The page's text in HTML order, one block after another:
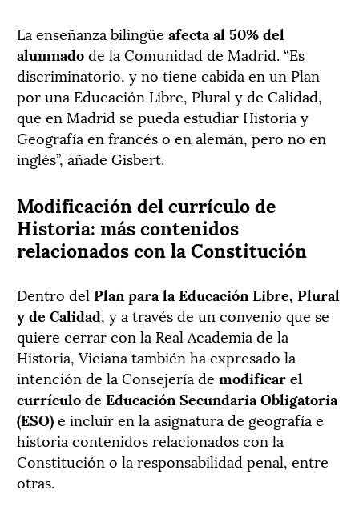
La enseñanza bilingüe afecta al 50% del
alumnadode la Comunidad de Madrid. “Es
discriminatorio, y no tiene cabida en un Plan
por una Educación Libre, Plural y de Calidad,
que en Madrid se pueda estudiar Historia y
Geografía en francés o en alemán, pero no en
inglés”, añade Gisbert.
Modificación del currículo de
Historia: más contenidos
relacionados con la Constitución
Dentro del Plan para la Educación Libre, Plural
y de Calidad, y a través de un convenio que se
quiere cerrar con la Real Academia de la
Historia, Viciana también ha expresado la
intención de la Consejería de modificar el
currículo de Educación Secundaria Obligatoria
(ESO)e incluir en la asignatura de geografía e
historia contenidos relacionados con la
Constitución o la responsabilidad penal, entre
otras.